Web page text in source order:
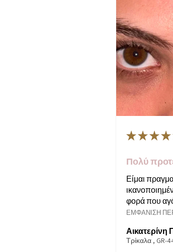
★★★★
Πολύ
Είμαι
φορά που
ΕΜΦΆΝΙΣΗ
Αικατερίνη
Τρίκαλα , GR-